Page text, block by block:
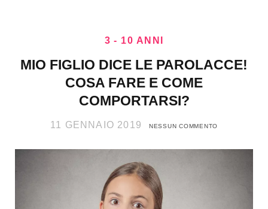
3 - 10 ANNI
MIO FIGLIO DICE LE PAROLACCE!
COSA FARE E COME
COMPORTARSI?
11 GENNAIO 2019 NESSUN COMMENTO